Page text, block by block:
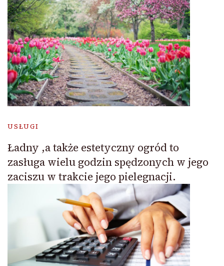
USŁUGI
Ładny ,a także estetyczny ogród to
zasługa wielu godzin spędzonych w jego
zaciszu w trakcie jego pielegnacji.